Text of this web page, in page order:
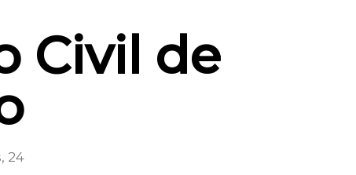
Civil de
24